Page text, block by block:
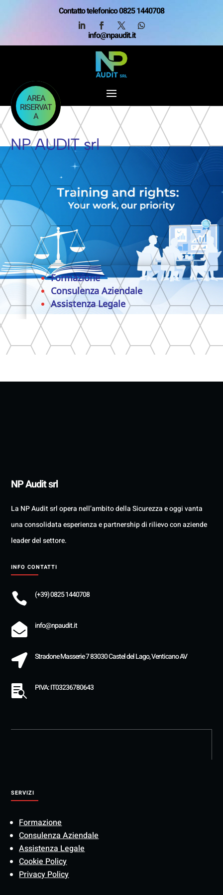
Contatto telefonico 0825 1440708
info@npaudit.it
AREA
RISERVAT
A
NP AUDIT srl
Formazione
Consulenza Aziendale
Assistenza Legale
NP Audit srl
La NP Audit srl opera nell’ambito della Sicurezza e oggi vanta
una consolidata esperienza e partnership di rilievo con aziende
leader del settore.
INFO CONTATTI
 (+39) 0825 1440708
 info@npaudit.it
 Stradone Masserie 7 83030 Castel del Lago, Venticano AV
 PIVA: IT03236780643
SERVIZI
Formazione
Consulenza Aziendale
Assistenza Legale
Cookie Policy
Privacy Policy